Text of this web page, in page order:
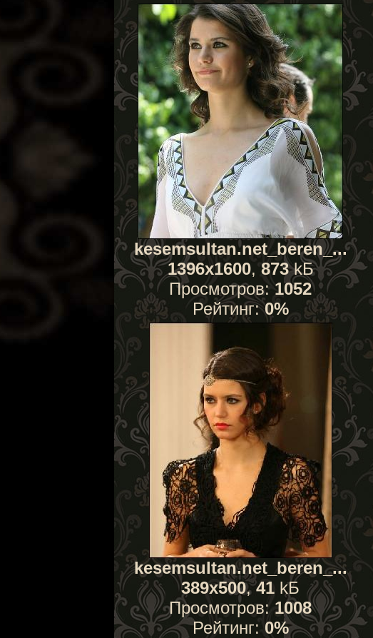
kesemsultan.net_beren_...
1396x1600, 873kБ
Просмотров:1052
Рейтинг:0%
kesemsultan.net_beren_...
389x500,41 kБ
Просмотров: 1008
Рейтинг: 0%